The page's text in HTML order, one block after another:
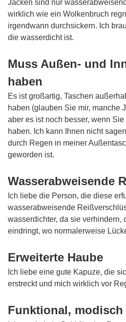
Jacken sind nur
wirklich wie ein Wolkenbruch
irgendwann durchsickern. Ich
die wasserdicht ist.
Muss Außen- und
haben
Es ist großartig, Taschen
haben (glauben Sie mir, manche
aber es ist noch besser, wenn
haben. Ich kann Ihnen nicht
durch Regen in meiner
geworden ist.
Wasserabweisende
Ich liebe die Person, die diese
wasserabweisende
wasserdichter, da sie verhindern,
eindringt, wo normalerweise
Erweiterte Haube
Ich liebe eine gute Kapuze, die
erstreckt und mich wirklich vor
Funktional,